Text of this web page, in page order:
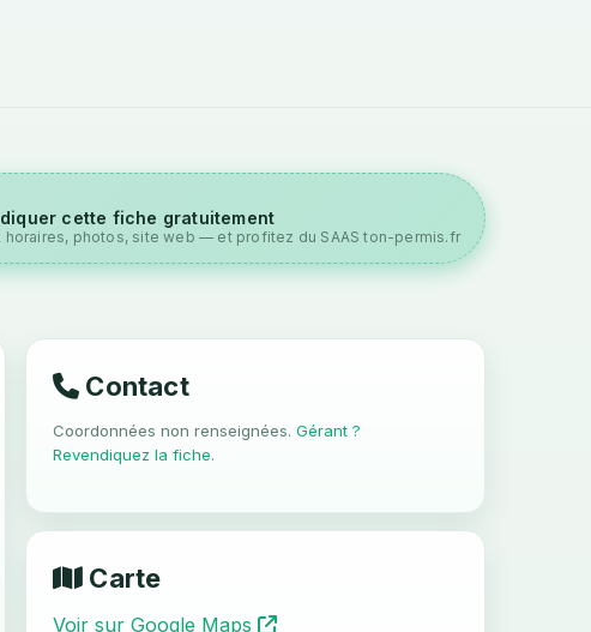
cette fiche gratuitement
horaires, photos, site web — et profitez du SAAS ton-permis.fr
Contact
Coordonnées non renseignées. Gérant ?
Revendiquez la fiche.
Carte
Voir sur Google Maps